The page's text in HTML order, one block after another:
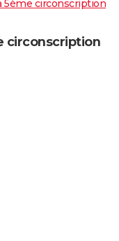
5ème circonscription
circonscription